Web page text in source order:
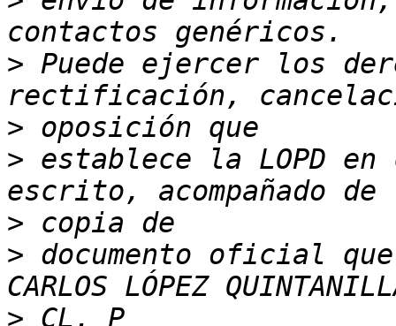
> Puede ejercer los
>
> establece la LOPD en
>
> documento oficial
>